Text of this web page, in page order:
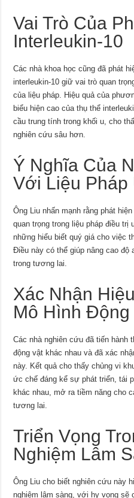
Vai Trò Của
Interleukin-10
Các nhà khoa học cũng đã phát
interleukin-10 giữ vai trò quan
của liệu pháp. Hiệu quả của
biểu hiện cao của thụ thể
cầu trung tính trong khối u, cho
nghiên cứu sâu hơn.
Ý Nghĩa Của
Với Liệu Pháp
Ông Liu nhấn mạnh rằng phát
quan trọng trong liệu pháp điều
những hiểu biết quý giá cho việc
Điều này có thể giúp nâng cao độ
trong tương lai.
Xác Nhận
Mô Hình Động
Các nhà nghiên cứu đã tiến hành
động vật khác nhau và đã xác
này. Kết quả cho thấy chủng vi
ức chế đáng kể sự phát triển, tái
khác nhau, mở ra tiềm năng cho
tương lai.
Triển Vọng
Nghiệm Lâm
Ông Liu cho biết nghiên cứu này
nghiệm lâm sàng, với hy vọng